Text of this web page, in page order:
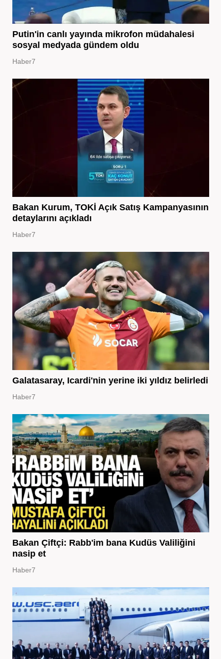
Putin'in canlı yayında mikrofon müdahalesi
sosyal medyada gündem oldu
Haber7
Bakan Kurum, TOKİ Açık Satış Kampanyasının
detaylarını açıkladı
Haber7
Galatasaray, Icardi'nin yerine iki yıldız belirledi
Haber7
Bakan Çiftçi: Rabb'im bana Kudüs Valiliğini
nasip et
Haber7